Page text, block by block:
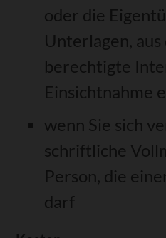
oder die
Unterlagen, aus
berechtigte
Einsichtnahme
wenn Sie sich
schriftliche
Person, die
darf